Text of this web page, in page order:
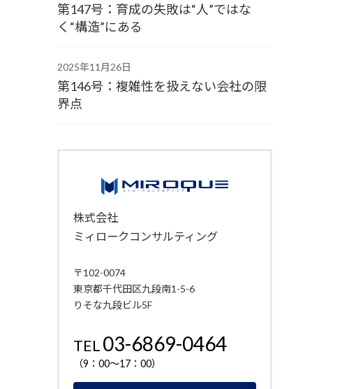
第147号：育成の失敗は“人”ではな
く“構造”にある
2025年11月26日
第146号：複雑性を扱えない会社の限
界点
株式会社
ミィロークコンサルティング
〒102-0074
東京都千代田区九段南1-5-6
りそな九段ビル5F
TEL03-6869-0464
（9：00～17：00）